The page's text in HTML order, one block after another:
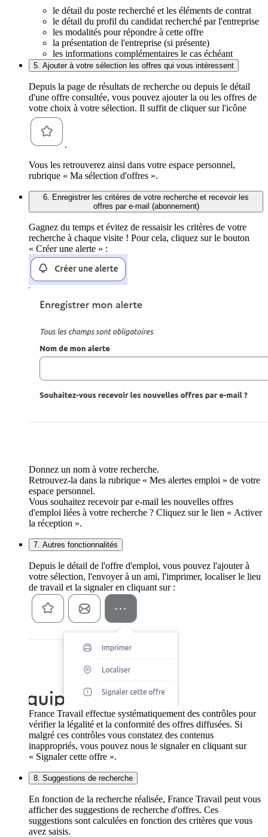
le détail du poste recherché et les éléments de contrat
le détail du profil du candidat recherché par l'entreprise
les modalités pour répondre à cette offre
la présentation de l'entreprise (si présente)
les informations complémentaires le cas échéant
5. Ajouter à votre sélection les offres qui vous intéressent
Depuis la page de résultats de recherche ou depuis le détail
d'une offre consultée, vous pouvez ajouter la ou les offres de
votre choix à votre sélection. Il suffit de cliquer sur l'icône
.
Vous les retrouverez ainsi dans votre espace personnel,
rubrique « Ma sélection d'offres ».
6. Enregistrer les critères de votre recherche et recevoir les
offres par e-mail (abonnement)
Gagnez du temps et évitez de ressaisir les critères de votre
recherche à chaque visite ! Pour cela, cliquez sur le bouton
« Créer une alerte » :
Donnez un nom à votre recherche.
Retrouvez-la dans la rubrique « Mes alertes emploi » de votre
espace personnel.
Vous souhaitez recevoir par e-mail les nouvelles offres
d'emploi liées à votre recherche ? Cliquez sur le lien « Activer
la réception ».
7. Autres fonctionnalités
Depuis le détail de l'offre d'emploi, vous pouvez l'ajouter à
votre sélection, l'envoyer à un ami, l'imprimer, localiser le lieu
de travail et la signaler en cliquant sur :
France Travail effectue systématiquement des contrôles pour
vérifier la légalité et la conformité des offres diffusées. Si
malgré ces contrôles vous constatez des contenus
inappropriés, vous pouvez nous le signaler en cliquant sur
« Signaler cette offre ».
8. Suggestions de recherche
En fonction de la recherche réalisée, France Travail peut vous
afficher des suggestions de recherche d'offres. Ces
suggestions sont calculées en fonction des critères que vous
avez saisis.